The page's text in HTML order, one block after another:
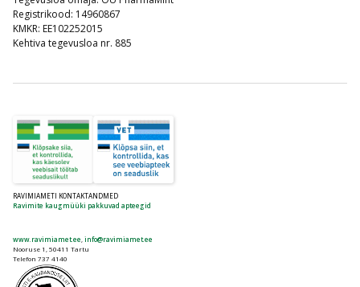
Registrikood: 14960867
KMKR: EE102252015
Kehtiva tegevusloa nr. 885
RAVIMIAMETI KONTAKTANDMED
Ravimite kaugmüüki pakkuvad apteegid
www.ravimiamet.ee info@ravimiamet.ee
Nooruse 1, 50411 Tartu
Telefon 737 4140